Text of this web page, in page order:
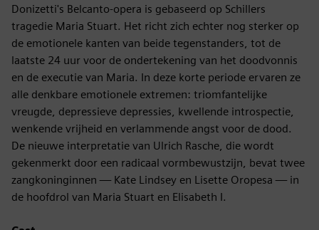
Donizetti's Belcanto-opera is gebaseerd op Schillers
tragedie Maria Stuart. Het richt zich echter nog sterker op
de emotionele kanten van beide tegenstanders, tot de
laatste 24 uur voor de ondertekening van het doodvonnis
en de executie van Maria. In deze korte periode ervaren ze
alle denkbare emotionele extremen: triomfantelijke
vreugde, depressieve depressies, kwellende introspectie,
wenkende vrijheid en verlammende angst voor de dood.
De nieuwe interpretatie van Ulrich Rasche, die wordt
gekenmerkt door een radicaal vormbewustzijn, bevat twee
zangkoninginnen — Kate Lindsey en Lisette Oropesa — in
de hoofdrol van Maria Stuart en Elisabeth I.